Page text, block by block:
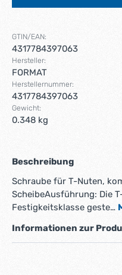
GTIN/EAN:
4317784397063
Hersteller:
FORMAT
Herstellernummer:
4317784397063
Gewicht:
0.348 kg
Beschreibung
Schraube für T-Nuten,
ScheibeAusführung: Die
Festigkeitsklasse geste…
Informationen zur